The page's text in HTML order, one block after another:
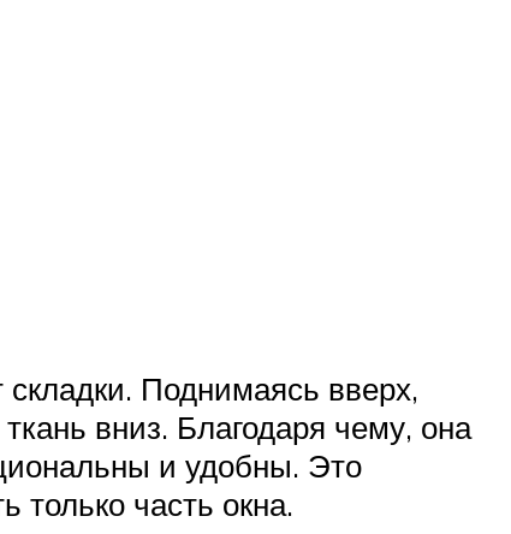
Поднимаясь вверх,
вниз. Благодаря чему, она
и удобны. Это
только часть окна.